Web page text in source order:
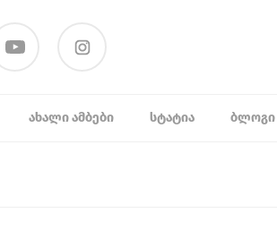
ᲐᲮᲐᲚᲘ ᲐᲛᲑᲔᲑᲘ ᲡᲢᲐᲢᲘᲐ ᲑᲚᲝᲒᲘ